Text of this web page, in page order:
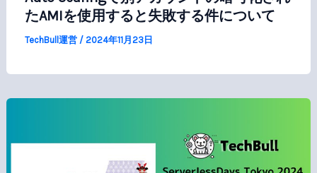
たAMIを使用すると失敗する件について
TechBull運営 / 2024年11月23日